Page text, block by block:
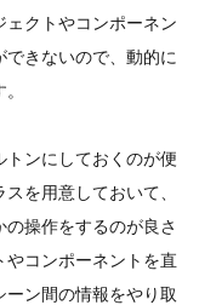
クトやコンポーネン
できないので、動的に
ンにしておくのが便
を用意しておいて、
操作をするのが良さ
コンポーネントを直
ン間の情報をやり取